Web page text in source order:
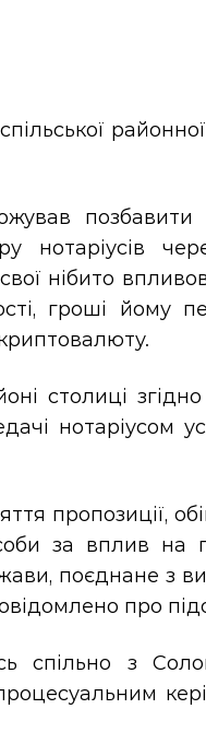
позбавити
нотаріусів
нібито
гроші йому
столиці згідно
нотаріусом
пропозиції,
за вплив на
поєднане з
про
спільно з